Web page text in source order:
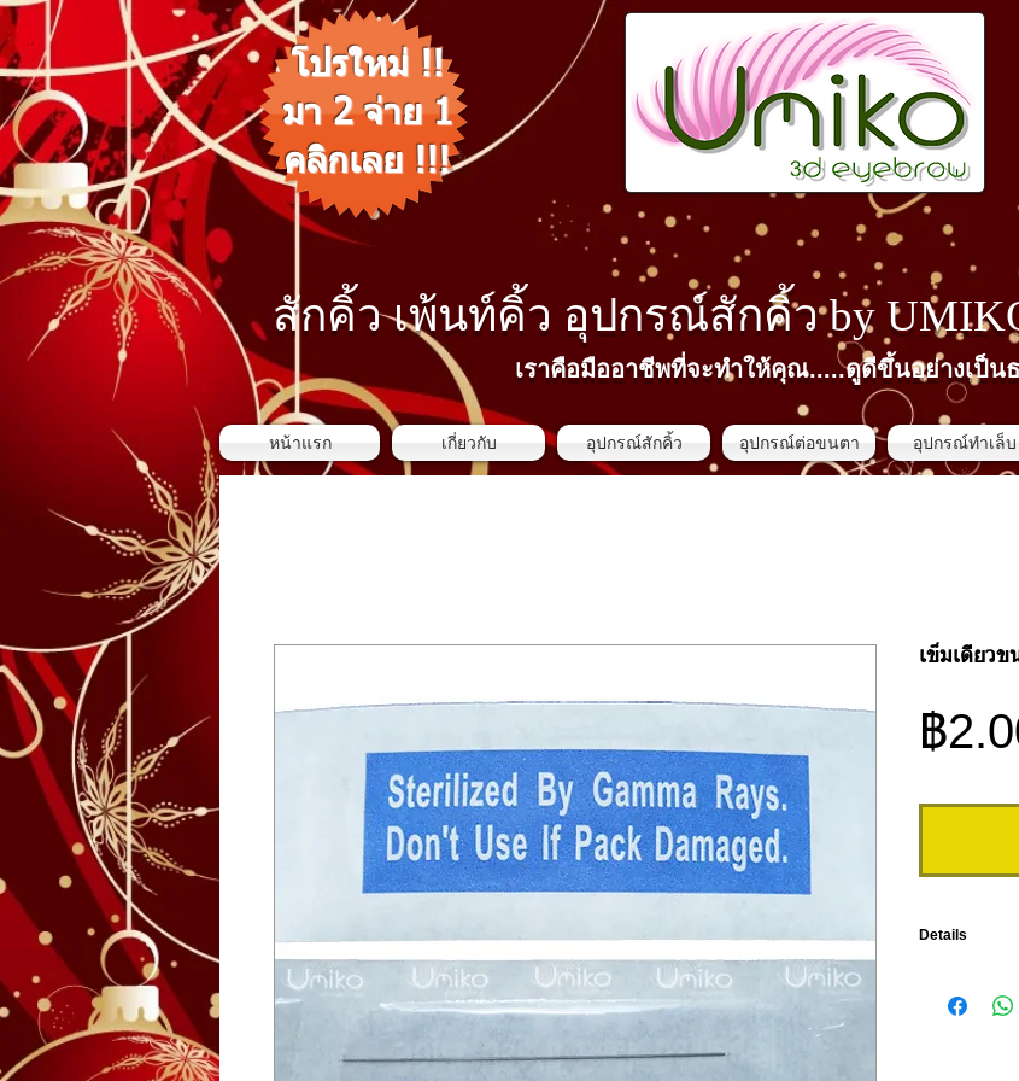
สักคิ้ว เพ้นท์คิ้ว​ อุปกรณ์สักคิ้ว by
เราคือมืออาชีพที่จะทำให้คุณ.....ดูดีขึ้นอย่างเป็น
โปรใหม่ !!
มา 2 จ่าย 1
คลิกเลย !!!
หน้าแรก เกี่ยวกับ อุปกรณ์สักคิ้ว อุปกรณ์ต่อขนตา อุปกรณ์ทำเล็บ
เข็มเดี่ยวข
฿
Details
ลายเส้น สักขอ